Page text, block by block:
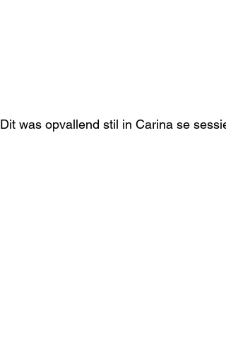
Dit was opvallend stil in Carina se